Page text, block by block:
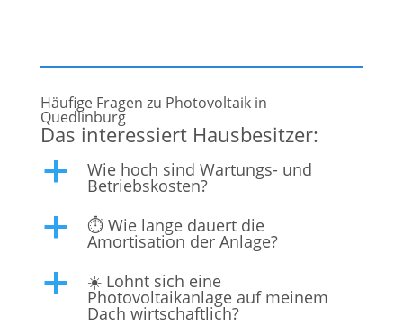
Häufige Fragen zu Photovoltaik in
Quedlinburg
Das interessiert Hausbesitzer:
a Wie hoch sind Wartungs- und
Betriebskosten?
a ⏱️ Wie lange dauert die
Amortisation der Anlage?
a ☀️ Lohnt sich eine
Photovoltaikanlage auf meinem
Dach wirtschaftlich?